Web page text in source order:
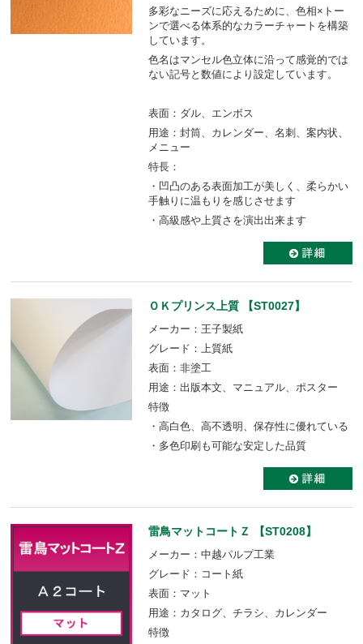
多彩なニーズに応えるために、色相×トー
ンで選べる体系的なカラーチャートを構築
しています。
色名はマンセル色立体に沿って感覚的では
ない記号と数値により設定しています。
表面：ダル、エンボス
用途：封筒、カレンダー、名刺、案内状、
メニュー
特長：
・凹凸のある表面加工が美しく、柔らかい
手触りに温もりを感じさせます
・高級感や上質さを演出出来ます
ＯＫプリンス上質 【ST0027】
メーカー：王子製紙
グレード：上質紙
表面：非塗工
用途：出版本文、マニュアル、ポスター
特徴
・高白色、高不透明、保存性に優れている
・多色印刷も可能な安定した品質
雷鳥マットコートＺ 【ST0208】
メーカー：中越パルプ工業
グレード：コート紙
表面：マット
用途：カタログ、チラシ、カレンダー
特徴